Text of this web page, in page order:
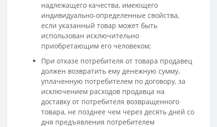
надлежащего качества, имеющего
индивидуально-определенные свойства,
если указанный товар может быть
использован исключительно
приобретающим его человеком;
При отказе потребителя от товара продавец
должен возвратить ему денежную сумму,
уплаченную потребителем по договору, за
исключением расходов продавца на
доставку от потребителя возвращенного
товара, не позднее чем через десять дней со
дня предъявления потребителем